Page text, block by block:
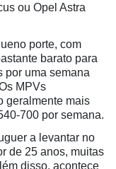
ou Opel Astra
porte, com
barato para
por uma semana
MPVs
geralmente mais
700 por semana.
a levantar no
de 25 anos, muitas
disso, acontece